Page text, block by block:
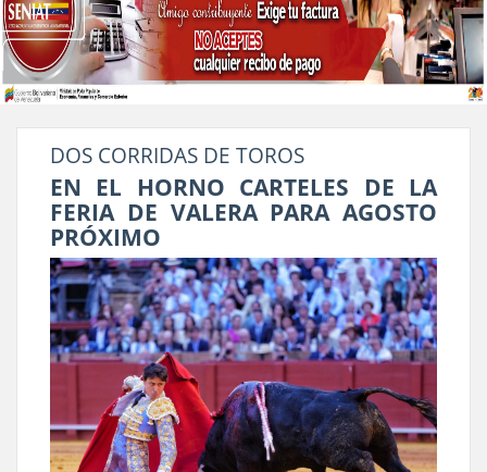
DOS CORRIDAS DE TOROS
EN EL HORNO CARTELES DE LA
FERIA DE VALERA PARA AGOSTO
PRÓXIMO